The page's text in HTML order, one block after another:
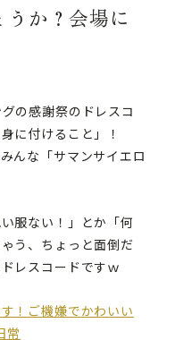
か？会場に
の感謝祭のドレスコ
に付けること」！
んな「サマンサイエロ
服ない！」とか「何
う、ちょっと面倒だ
レスコードですｗ
！ご機嫌でかわいい
常